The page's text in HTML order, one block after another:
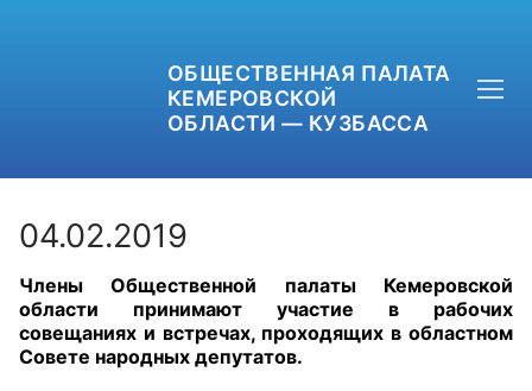
ОБЩЕСТВЕННАЯ ПАЛАТА
КЕМЕРОВСКОЙ
ОБЛАСТИ — КУЗБАССА
+7 (3842) 58-82-40
OPKO42@BK.RU
04.02.2019
Члены Общественной палаты Кемеровской
области принимают участие в рабочих
совещаниях и встречах, проходящих в областном
Совете народных депутатов.